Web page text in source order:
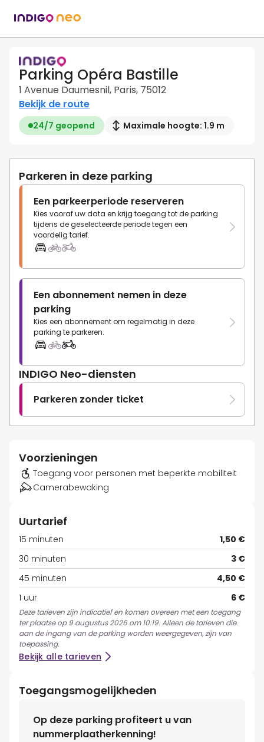
Parking Opéra Bastille
1 Avenue Daumesnil, Paris, 75012
Bekijk de route
24/7 geopend Maximale hoogte: 1.9 m
Parkeren in deze parking
Een parkeerperiode reserveren
Kies vooraf uw data en krijg toegang tot de parking
tijdens de geselecteerde periode tegen een
voordelig tarief.
Een abonnement nemen in deze
parking
Kies een abonnement om regelmatig in deze
parking te parkeren.
INDIGO Neo-diensten
Parkeren zonder ticket
Voorzieningen
Toegang voor personen met beperkte mobiliteit
Camerabewaking
Uurtarief
15 minuten
1,50 €
30 minuten
3 €
45 minuten
4,50 €
1 uur
6 €
Deze tarieven zijn indicatief en komen overeen met een toegang
ter plaatse op 9 augustus 2026 om 10:19. Alleen de tarieven die
aan de ingang van de parking worden weergegeven, zijn van
toepassing.
Bekijk alle tarieven
Toegangsmogelijkheden
Op deze parking profiteert u van
nummerplaatherkenning!